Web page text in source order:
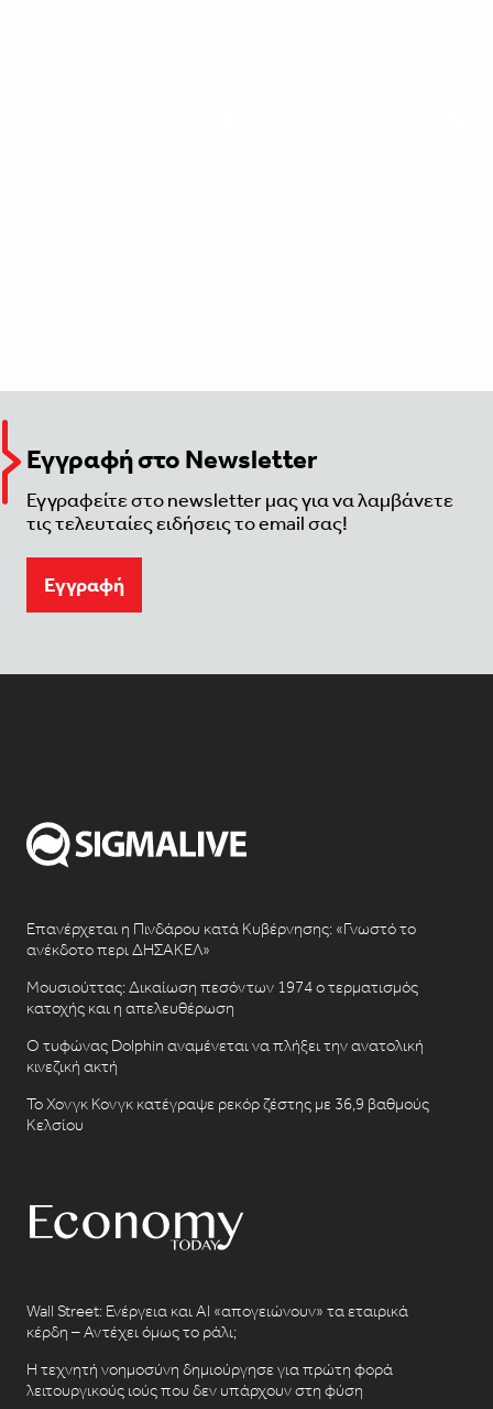
Εγγραφή στο Newsletter
Εγγραφείτε στο newsletter μας για να λαμβάνετε
τις τελευταίες ειδήσεις το email σας!
Eγγραφή
Επανέρχεται η Πινδάρου κατά Κυβέρνησης: «Γνωστό το
ανέκδοτο περι ΔΗΣΑΚΕΛ»
Μουσιούττας: Δικαίωση πεσόντων 1974 ο τερματισμός
κατοχής και η απελευθέρωση
Ο τυφώνας Dolphin αναμένεται να πλήξει την ανατολική
κινεζική ακτή
Το Χονγκ Κονγκ κατέγραψε ρεκόρ ζέστης με 36,9 βαθμούς
Κελσίου
Wall Street: Ενέργεια και AI «απογειώνουν» τα εταιρικά
κέρδη – Αντέχει όμως το ράλι;
Η τεχνητή νοημοσύνη δημιούργησε για πρώτη φορά
λειτουργικούς ιούς που δεν υπάρχουν στη φύση